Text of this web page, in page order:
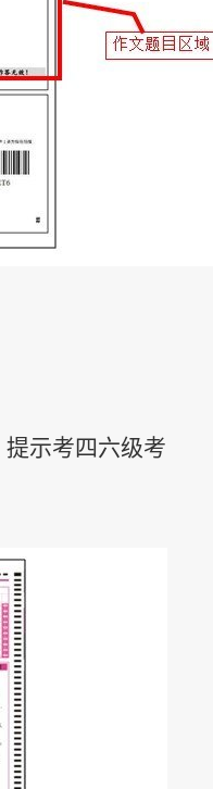
提示考四六级考